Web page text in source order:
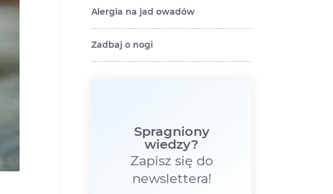
Alergia na jad owadów
Zadbaj o nogi
Spragniony
wiedzy?
Zapisz się do
newslettera!